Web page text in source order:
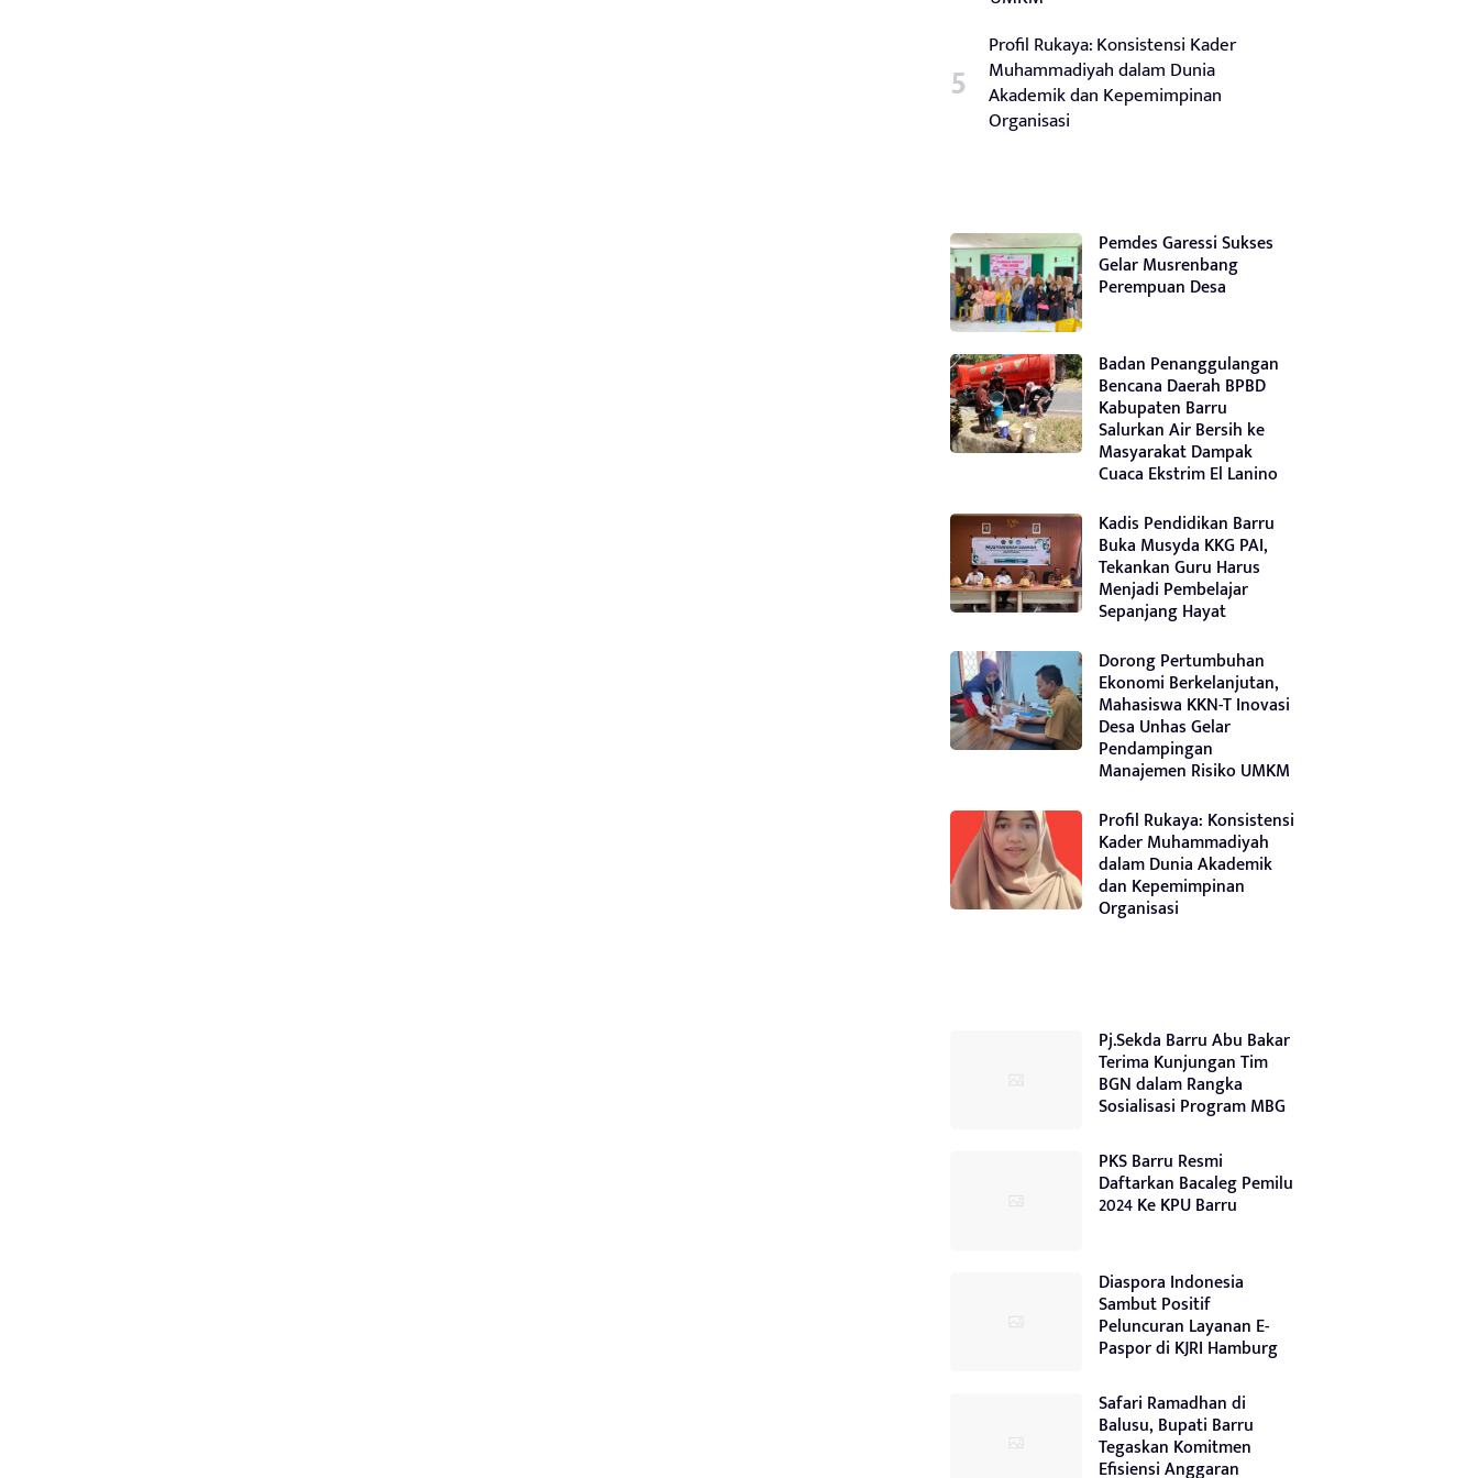
Profil Rukaya: Konsistensi Kader
Muhammadiyah dalam Dunia
Akademik dan Kepemimpinan
Organisasi
Pemdes Garessi Sukses
Gelar Musrenbang
Perempuan Desa
Badan Penanggulangan
Bencana Daerah BPBD
Kabupaten Barru
Salurkan Air Bersih ke
Masyarakat Dampak
Cuaca Ekstrim El Lanino
Kadis Pendidikan Barru
Buka Musyda KKG PAI,
Tekankan Guru Harus
Menjadi Pembelajar
Sepanjang Hayat
Dorong Pertumbuhan
Ekonomi Berkelanjutan,
Mahasiswa KKN-T Inovasi
Desa Unhas Gelar
Pendampingan
Manajemen Risiko UMKM
Profil Rukaya: Konsistensi
Kader Muhammadiyah
dalam Dunia Akademik
dan Kepemimpinan
Organisasi
Pj.Sekda Barru Abu Bakar
Terima Kunjungan Tim
BGN dalam Rangka
Sosialisasi Program MBG
PKS Barru Resmi
Daftarkan Bacaleg Pemilu
2024 Ke KPU Barru
Diaspora Indonesia
Sambut Positif
Peluncuran Layanan E-
Paspor di KJRI Hamburg
Safari Ramadhan di
Balusu, Bupati Barru
Tegaskan Komitmen
Efisiensi Anggaran